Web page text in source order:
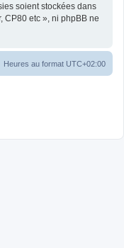
soient stockées dans
CP80 etc », ni phpBB ne
Heures au format UTC+02:00